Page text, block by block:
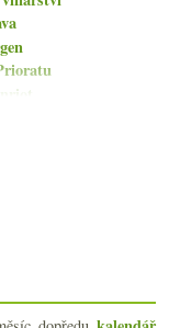
Freixen...